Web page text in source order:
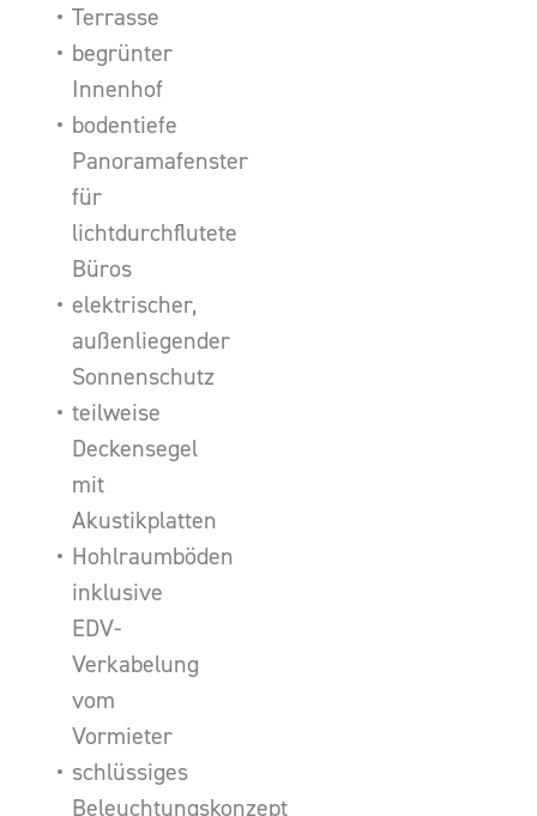
Terrasse
begrünter
Innenhof
bodentiefe
Panoramafenster
für
lichtdurchflutete
Büros
elektrischer,
außenliegender
Sonnenschutz
teilweise
Deckensegel
mit
Akustikplatten
Hohlraumböden
inklusive
EDV-
Verkabelung
vom
Vormieter
schlüssiges
Beleuchtungskonzept